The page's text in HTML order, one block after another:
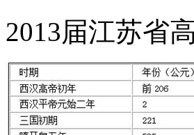
2013届江苏省